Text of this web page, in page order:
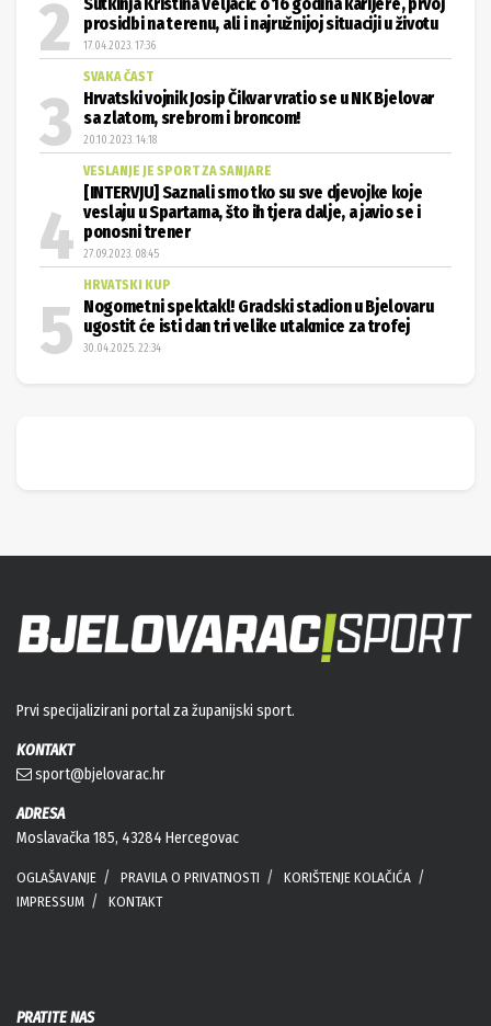
Sutkinja Kristina Veljačić o 16 godina karijere, prvoj
prosidbi na terenu, ali i najružnijoj situaciji u životu
17.04.2023. 17:36
SVAKA ČAST
Hrvatski vojnik Josip Čikvar vratio se u NK Bjelovar
sa zlatom, srebrom i broncom!
20.10.2023. 14:18
VESLANJE JE SPORT ZA SANJARE
[INTERVJU] Saznali smo tko su sve djevojke koje
veslaju u Spartama, što ih tjera dalje, a javio se i
ponosni trener
27.09.2023. 08:45
HRVATSKI KUP
Nogometni spektakl! Gradski stadion u Bjelovaru
ugostit će isti dan tri velike utakmice za trofej
30.04.2025. 22:34
Prvi specijalizirani portal za županijski sport.
KONTAKT
sport@bjelovarac.hr
ADRESA
Moslavačka 185, 43284 Hercegovac
OGLAŠAVANJE PRAVILA O PRIVATNOSTI
KORIŠTENJE KOLAČIĆA
IMPRESSUM
KONTAKT
PRATITE NAS